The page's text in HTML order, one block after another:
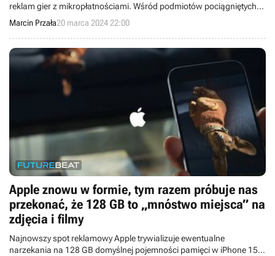
reklam gier z mikropłatnościami. Wśród podmiotów pociągniętych
do odpowiedzialności znalazła się firma Electronic Arts. Tym razem
jednak skończyło się wyłącznie na ostrzeżeniu.
Marcin Przała20 marca 2024 22:00
Apple znowu w formie, tym razem próbuje nas
przekonać, że 128 GB to „mnóstwo miejsca” na
zdjęcia i filmy
Najnowszy spot reklamowy Apple trywializuje ewentualne
narzekania na 128 GB domyślnej pojemności pamięci w iPhone 15.